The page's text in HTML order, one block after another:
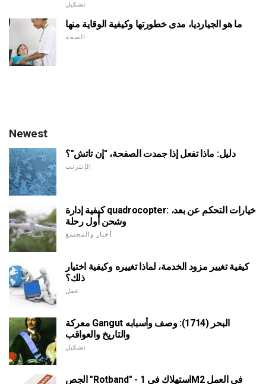
تشكيل
ما هو الجيارديا، مدى خطورتها وكيفية الوقاية منها
الصحة
Newest
دليل: ماذا تفعل إذا جمدت الصفحة، "إن تاتش"؟
الإنترنت
كيفية إدارة quadrocopter: خيارات التحكم عن بعد،
وشحن أول رحلة
أخبار والمجتمع
كيفية تغيير مزود الخدمة، لماذا تغييره وكيفية اختيار
ذلك؟
عمل
معركة Gangut البحر (1714): وصف وأسبابه
والتاريخ والعواقب
تشكيل
الجص "Rotband" - استهلاك في 1M2 في العمل